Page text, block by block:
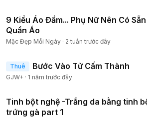
9 Kiểu Áo Đầm... Phụ Nữ Nên Có
Quần Áo
Mặc Đẹp Mỗi Ngày · 2 tuần trước đây
Thuê Bước Vào Tử Cấm Thành
GJW+ · 1 năm trước đây
Tinh bột nghệ -Trắng da bằng tinh
trứng gà part 1